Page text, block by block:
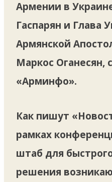
Армении в
Гаспарян и Глава
Армянской
Маркос Оганесян,
«Арминфо».
Как пишут
рамках
штаб для
решения